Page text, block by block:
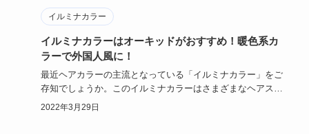
イルミナカラー
イルミナカラーはオーキッドがおすすめ！暖色系カ
ラーで外国人風に！
最近ヘアカラーの主流となっている「イルミナカラー」をご
存知でしょうか。このイルミナカラーはさまざまなヘアスタ
イルを楽しむこ…
2022年3月29日